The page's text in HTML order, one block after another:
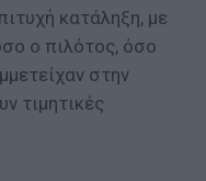
κατάληξη, με
ο πιλότος, όσο
στην
τιμητικές